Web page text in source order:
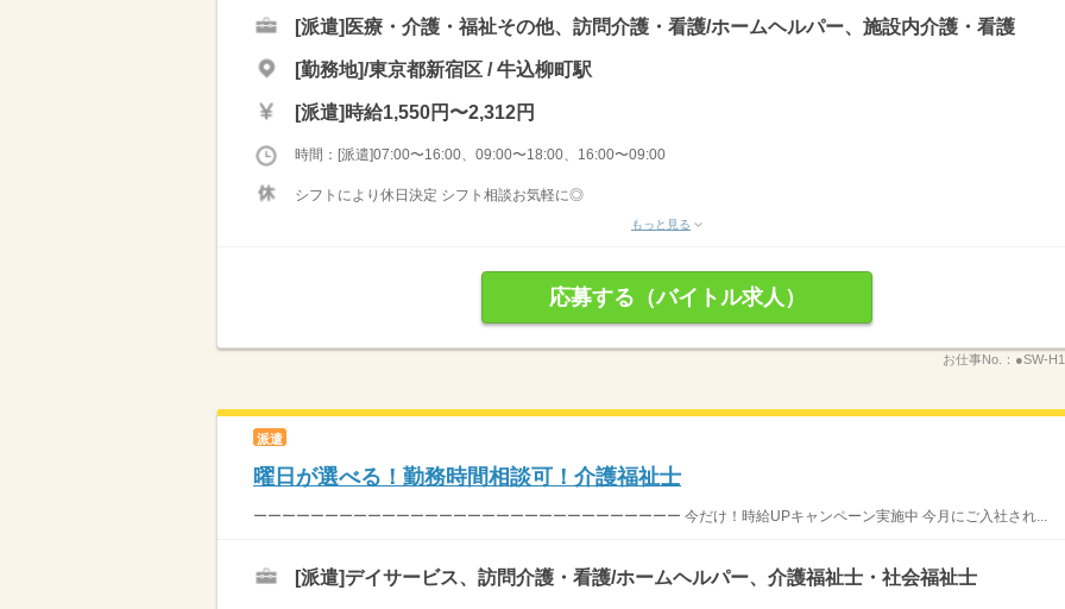
[派遣] 医療・介護・福祉その他、訪問介護・看護/ホームヘルパー、施設内介護・看護
[勤務地]/東京都新宿区 / 牛込柳町駅
[派遣] 時給1,550円〜2,312円
時間：[派遣]07:00〜16:00、09:00〜18:00、16:00〜09:00
シフトにより休日決定 シフト相談お気軽に◎
もっと見る
応募する（バイトル求人）
お仕事No.： ●SW-
派遣
曜日が選べる！勤務時間相談可！介護福祉士
ーーーーーーーーーーーーーーーーーーーーーーーーーーーーーー 今だけ！時給UPキャンペーン実施中 今月にご入社され...
[派遣]デイサービス、訪問介護・看護/ホームヘルパー、介護福祉士・社会福祉士